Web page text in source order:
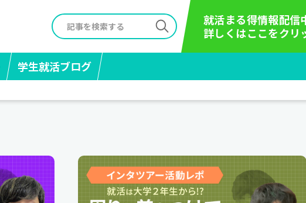
就活まる得情報配信
詳しくはここをクリ
学生就活ブログ